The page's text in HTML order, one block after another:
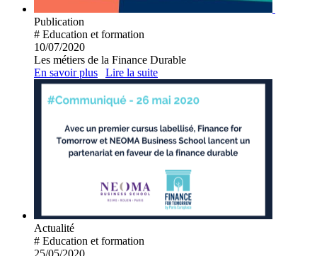
Publication
# Education et formation
10/07/2020
Les métiers de la Finance Durable
En savoir plus
Lire la suite
Actualité
# Education et formation